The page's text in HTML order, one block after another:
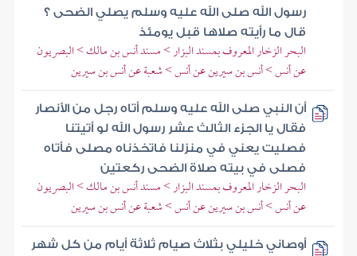
رسول الله صلى الله عليه وسلم يصلي الضحى ؟
قال ما رأيته صلاها قبل يومئذ
البحر الزخار المعروف بمسند البزار > مسند أنس بن مالك > البصريون
عن أنس > أنس بن سيرين عن أنس > شعبة عن أنس بن سيرين
أن النبي صلى الله عليه وسلم أتاه رجل من الأنصار
فقال يا الجزء الثالث عشر رسول الله لو أتيتنا
فصليت يعني في منزلنا فاتخذناه مصلى فأتاه
فصلى في بيته صلاة الضحى ركعتين
البحر الزخار المعروف بمسند البزار > مسند أنس بن مالك > البصريون
عن أنس > أنس بن سيرين عن أنس > شعبة عن أنس بن سيرين
أوصاني خليلي بثلاث صيام ثلاثة أيام من كل شهر